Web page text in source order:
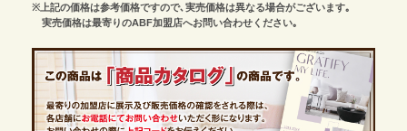
※上記の価格は参考価格ですので､実売価格は異なる場合がございます｡
実売価格は最寄りのABF加盟店へお問い合わせください｡